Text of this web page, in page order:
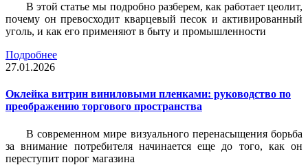
В этой статье мы подробно разберем, как работает цеолит,
почему он превосходит кварцевый песок и активированный
уголь, и как его применяют в быту и промышленности
Подробнее
27.01.2026
Оклейка витрин виниловыми пленками: руководство по
преображению торгового пространства
В современном мире визуального перенасыщения борьба
за внимание потребителя начинается еще до того, как он
переступит порог магазина